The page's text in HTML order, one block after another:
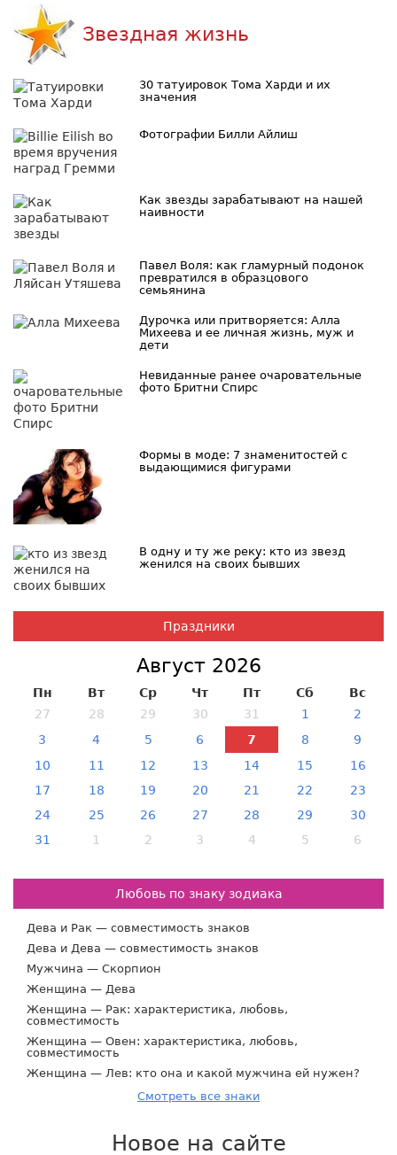
Звездная жизнь
30 татуировок Тома Харди и их
значения
Фотографии Билли Айлиш
Как звезды зарабатывают на нашей
наивности
Павел Воля: как гламурный подонок
превратился в образцового
семьянина
Дурочка или притворяется: Алла
Михеева и ее личная жизнь, муж и
дети
Невиданные ранее очаровательные
фото Бритни Спирс
Формы в моде: 7 знаменитостей с
выдающимися фигурами
В одну и ту же реку: кто из звезд
женился на своих бывших
Праздники
Август 2026
Пн Вт Ср Чт Пт Сб
Вс
27
28 29 30 31 1
2
3
4 5 6 7 8
9
10
11 12 13 14 15
16
17
18 19 20 21 22
23
24
25 26 27 28 29
30
31
1 2 3 4 5 6
Любовь по знаку зодиака
Дева и Рак — совместимость знаков
Дева и Дева — совместимость знаков
Мужчина — Скорпион
Женщина — Дева
Женщина — Рак: характеристика, любовь,
совместимость
Женщина — Овен: характеристика, любовь,
совместимость
Женщина — Лев: кто она и какой мужчина ей нужен?
Смотреть все знаки
Новое на сайте